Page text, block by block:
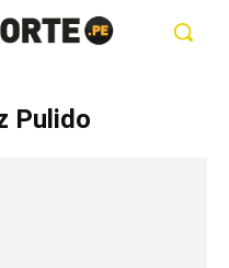
Pulido